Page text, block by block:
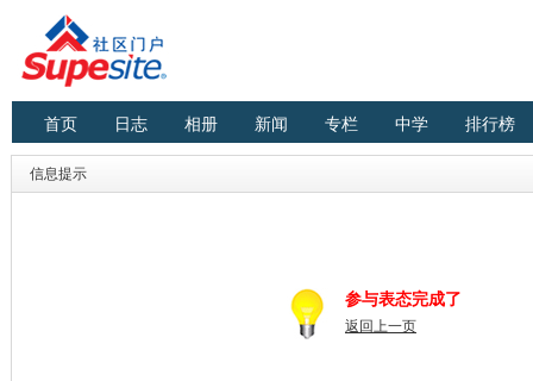
首页 日志 相册 新闻 专栏 中学 排行榜
信息提示
参与表态完成了
返回上一页